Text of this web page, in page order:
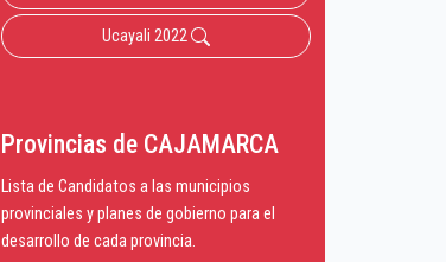
Ucayali 2022
Provincias de CAJAMARCA
Lista de Candidatos a las municipios
provinciales y planes de gobierno para el
desarrollo de cada provincia.